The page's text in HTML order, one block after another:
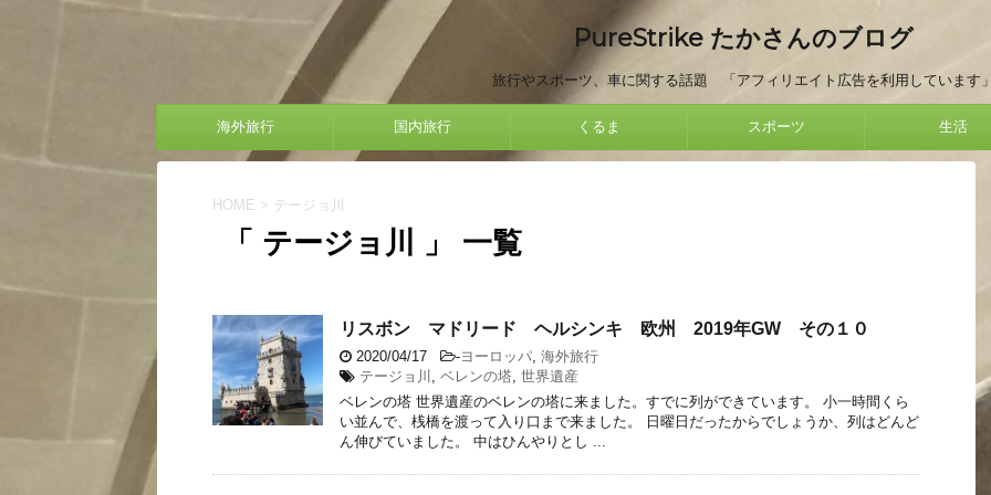
PureStrike たかさんのブログ
旅行やスポーツ、車に関する話題 「アフィリエイト広告を利用しています
海外旅行 国内旅行 くるま スポーツ 生活
HOME > テージョ川
「 テージョ川 」 一覧
リスボン マドリード ヘルシンキ 欧州 2019年GW その１０
2020/04/17 -ヨーロッパ, 海外旅行
テージョ川 , ベレンの塔, 世界遺産
ベレンの塔 世界遺産のベレンの塔に来ました。すでに列ができています。 小一時間くら
い並んで、桟橋を渡って入り口まで来ました。 日曜日だったからでしょうか、列はどんど
ん伸びていました。 中はひんやりとし ...